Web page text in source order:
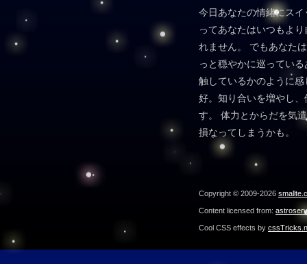
今日あなたの情緒にス
ってあなたはいつもよ
れません。 でもあなた
っと穏やかに巡ってい
触しているかのように
好。知り合いを増やし
す。 体力とからだを気
損なってしまうかも。
Copyright © 2009-2026
Content licensed from:
Cool CSS effects by